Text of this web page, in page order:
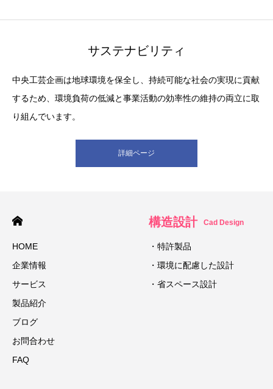
サステナビリティ
中央工芸企画は地球環境を保全し、持続可能な社会の実現に貢献
するため、環境負荷の低減と事業活動の効率性の維持の両立に取
り組んでいます。
詳細ページ
HOME
企業情報
サービス
製品紹介
ブログ
お問合わせ
FAQ
構造設計 Cad Design
・特許製品
・環境に配慮した設計
・省スペース設計